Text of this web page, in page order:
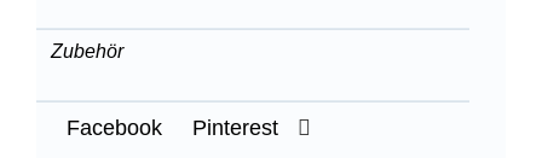
Zubehör
Facebook Pinterest